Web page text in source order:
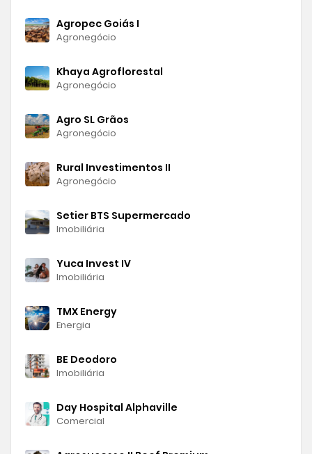
Agropec Goiás I
Agronegócio
Khaya Agroflorestal
Agronegócio
Agro SL Grãos
Agronegócio
Rural Investimentos II
Agronegócio
Setier BTS Supermercado
Imobiliária
Yuca Invest IV
Imobiliária
TMX Energy
Energia
BE Deodoro
Imobiliária
Day Hospital Alphaville
Comercial